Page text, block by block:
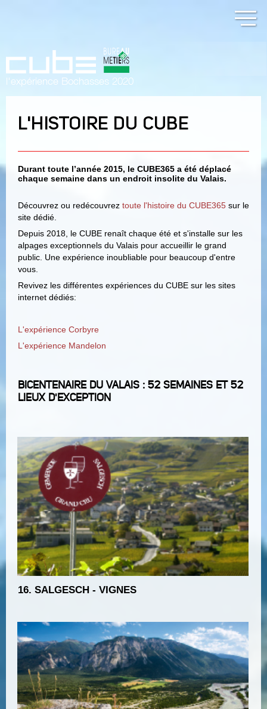
l'expérience Bochasses 2020
L'HISTOIRE DU CUBE
Durant toute l’année 2015, le CUBE365 a été déplacé
chaque semaine dans un endroit insolite du Valais.
Découvrez ou redécouvrez toute l'histoire du CUBE365 sur le
site dédié.
Depuis 2018, le CUBE renaît chaque été et s'installe sur les
alpages exceptionnels du Valais pour accueillir le grand
public. Une expérience inoubliable pour beaucoup d'entre
vous.
Revivez les différentes expériences du CUBE sur les sites
internet dédiés:
L'expérience Corbyre
L'expérience Mandelon
BICENTENAIRE DU VALAIS : 52 SEMAINES ET 52
LIEUX D'EXCEPTION
16. SALGESCH - VIGNES